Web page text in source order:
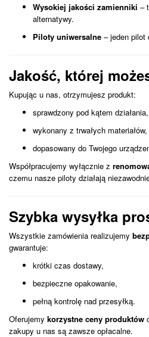
Wysokiej jakości zamienniki –
alternatywy.
Piloty uniwersalne – jeden pilot
Jakość, której
Kupując u nas, otrzymujesz produkt:
sprawdzony pod kątem działania,
wykonany z trwałych materiałów,
dopasowany do Twojego
Współpracujemy wyłącznie z
czemu nasze piloty działają
Szybka wysyłka
Wszystkie zamówienia realizujemy
gwarantuje:
krótki czas dostawy,
bezpieczne opakowanie,
pełną kontrolę nad przesyłką.
Oferujemy korzystne ceny produktów
zakupy u nas są zawsze opłacalne.